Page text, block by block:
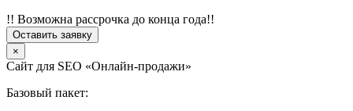
!! Возможна рассрочка до конца года!!
Оставить заявку
×
Сайт для SEO «Онлайн-продажи»
Базовый пакет: